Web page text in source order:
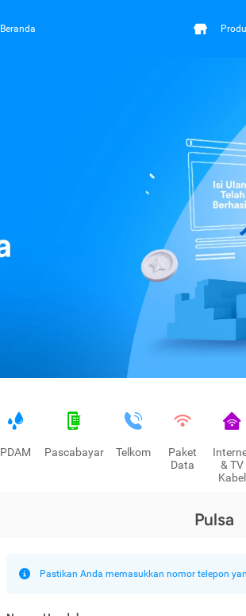
Beranda
PDAM Pascabayar Telkom
Paket
Data
& TV
Kabel
Pulsa
Pastikan Anda memasukkan nomor telepon